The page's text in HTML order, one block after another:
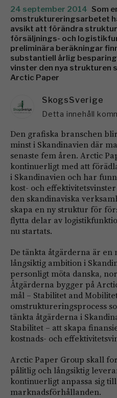
24 september 2014 Som
omstruktureringsarbetet
avsikt att förändra
försäljnings- och
preliminära beräkningar
substantiell årlig
vinster den nya strukturen
Arctic Paper
SkogsSverige
Detta innehåll
Den grafiska branschen
minst i Skandinavien där
senaste fem åren. Arctic
kontinuerligt med att
i Skandinavien och har
kost- och
den skandinaviska
skapa en ny struktur för
flytta delar av
nu startats.
De tänkta åtgärderna är
långsiktig ambition i
personligt möta danska,
Åtgärderna bygger på
mål – Stabilitet and
omstruktureringsprocess
tänkta åtgärderna i
Stabilitet – att skapa
kostnads- och
Arctic Paper Group skall
pålitlig och långsiktig
kontinuerligt anpassa sig
marknadsförhållanden.